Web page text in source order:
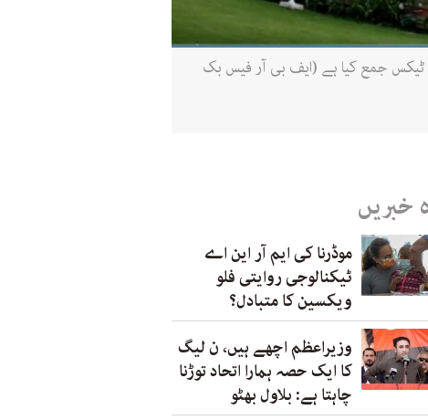
عرصے میں 1978 ارب روپے کے مقررہ ہدف کے مقابلے 2041 ارب روپے کا ٹیکس جمع کیا ہے (ایف بی آر فیس بک
خبریں
موڈرنا کی ایم آر این اے
ٹیکنالوجی روایتی فلو
ویکسین کا متبادل؟
وزیراعظم اچھے ہیں، ن لیگ
کا ایک حصہ ہمارا اتحاد توڑنا
چاہتا ہے: بلاول بھٹو